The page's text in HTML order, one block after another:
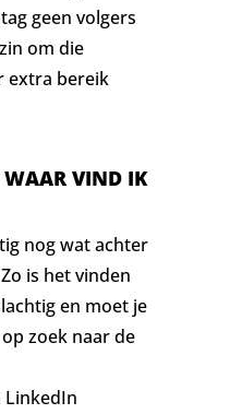
geen volgers
om die
extra bereik
WAAR VIND IK
nog wat achter
is het vinden
en moet je
zoek naar de
LinkedIn